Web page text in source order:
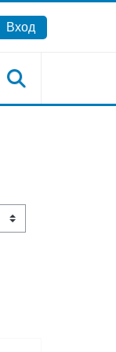
Вход